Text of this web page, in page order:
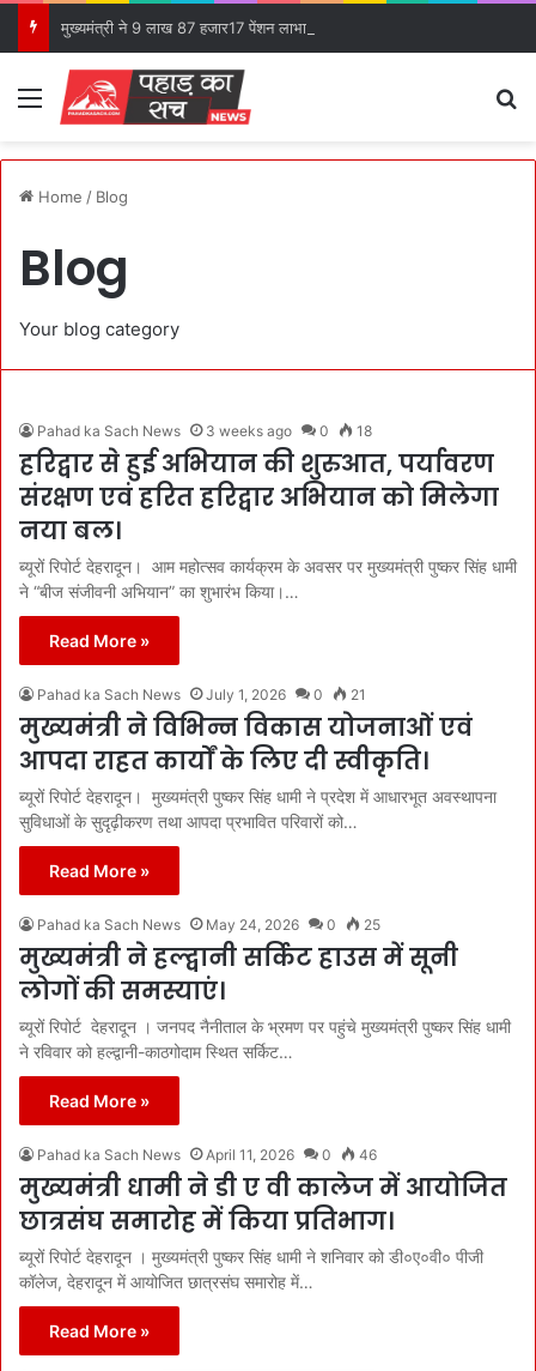
Menu
Home / Blog
Blog
Your blog category
Pahad ka Sach News 3 weeks ago 0 18
हरिद्वार से हुई अभियान की शुरुआत, पर्यावरण
संरक्षण एवं हरित हरिद्वार अभियान को मिलेगा
नया बल।
ब्यूरों रिपोर्ट देहरादून। आम महोत्सव कार्यक्रम के अवसर पर मुख्यमंत्री पुष्कर सिंह धामी
ने “बीज संजीवनी अभियान” का शुभारंभ किया।…
Read More »
Pahad ka Sach News July 1, 2026 0 21
मुख्यमंत्री ने विभिन्न विकास योजनाओं एवं
आपदा राहत कार्यों के लिए दी स्वीकृति।
ब्यूरों रिपोर्ट देहरादून। मुख्यमंत्री पुष्कर सिंह धामी ने प्रदेश में आधारभूत अवस्थापना
सुविधाओं के सुदृढ़ीकरण तथा आपदा प्रभावित परिवारों को…
Read More »
Pahad ka Sach News May 24, 2026 0 25
मुख्यमंत्री ने हल्द्वानी सर्किट हाउस में सूनी
लोगों की समस्याएं।
ब्यूरों रिपोर्ट देहरादून । जनपद नैनीताल के भ्रमण पर पहुंचे मुख्यमंत्री पुष्कर सिंह धामी
ने रविवार को हल्द्वानी-काठगोदाम स्थित सर्किट…
Read More »
Pahad ka Sach News April 11, 2026 0 46
मुख्यमंत्री धामी ने डी ए वी कालेज में आयोजित
छात्रसंघ समारोह में किया प्रतिभाग।
ब्यूरों रिपोर्ट देहरादून । मुख्यमंत्री पुष्कर सिंह धामी ने शनिवार को डी०ए०वी० पीजी
कॉलेज, देहरादून में आयोजित छात्रसंघ समारोह में…
Read More »